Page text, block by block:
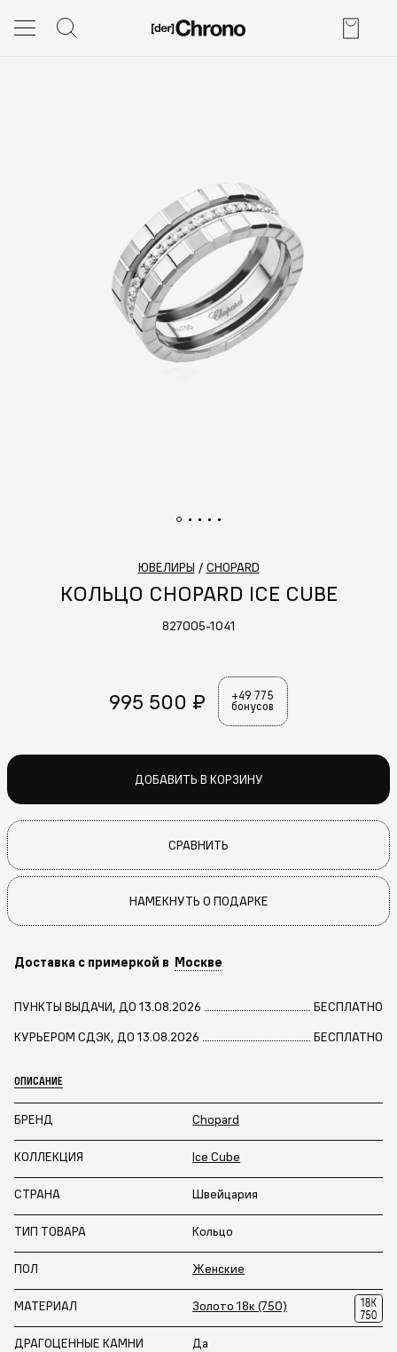
ЮВЕЛИРЫ / CHOPARD
КОЛЬЦО CHOPARD ICE CUBE
827005-1041
995 500 ₽
+49 775
бонусов
ДОБАВИТЬ В КОРЗИНУ
СРАВНИТЬ
НАМЕКНУТЬ О ПОДАРКЕ
Доставка с примеркой в Москве
ПУНКТЫ ВЫДАЧИ, ДО 13.08.2026
БЕСПЛАТНО
КУРЬЕРОМ СДЭК, ДО 13.08.2026
БЕСПЛАТНО
ОПИСАНИЕ
БРЕНД Chopard
КОЛЛЕКЦИЯ Ice Cube
СТРАНА Швейцария
ТИП ТОВАРА Кольцо
ПОЛ Женские
МАТЕРИАЛ Золото 18к (750)
ДРАГОЦЕННЫЕ КАМНИ Да